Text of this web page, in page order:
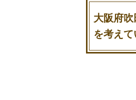
大阪府
を考えて